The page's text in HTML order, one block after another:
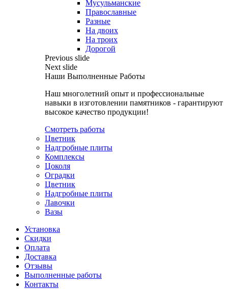
Мусульманские
Православные
Разные
На двоих
На троих
Дорогой
Previous slide
Next slide
Наши Выполненные Работы
Наш многолетний опыт и профессиональные
навыки в изготовлении памятников - гарантируют
высокое качество продукции!
Смотреть работы
Цветник
Надгробные плиты
Комплексы
Цоколя
Оградки
Цветник
Надгробные плиты
Лавочки
Вазы
Установка
Скидки
Оплата
Доставка
Отзывы
Выполненные работы
Контакты